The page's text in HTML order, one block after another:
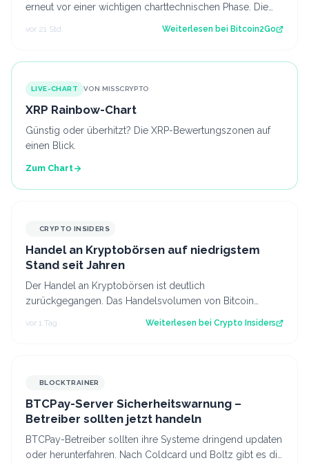
erneut vor einer wichtigen charttechnischen Phase. Die
vor 21 Std. Weiterlesen bei Bitcoin2Go
LIVE-CHART VON MISSCRYPTO
XRP Rainbow-Chart
Günstig oder überhitzt? Die XRP-Bewertungszonen auf
einen Blick.
Zum Chart
CRYPTO INSIDERS
Handel an Kryptobörsen auf niedrigstem
Stand seit Jahren
Der Handel an Kryptobörsen ist deutlich
zurückgegangen. Das Handelsvolumen von Bitcoin
vor 1 Tag Weiterlesen bei Crypto Insiders
BLOCKTRAINER
BTCPay-Server Sicherheitswarnung –
Betreiber sollten jetzt handeln
BTCPay-Betreiber sollten ihre Systeme dringend updaten
oder herunterfahren. Nach Coldcard und Boltz gibt es die